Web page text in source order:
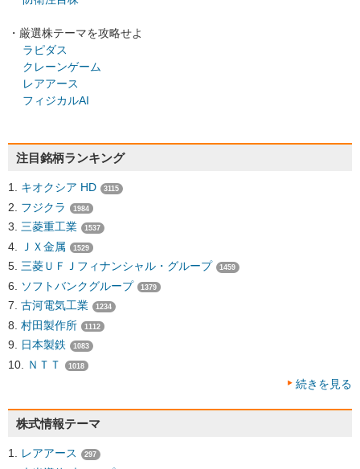
・厳選株テーマを攻略せよ
ラピダス
クレーンゲーム
レアアース
フィジカルAI
注目銘柄ランキング
キオクシア HD 3115
フジクラ 1984
三菱重工業 1537
ＪＸ金属 1529
三菱ＵＦＪフィナンシャル・グループ 1459
ソフトバンクグループ 1379
古河電気工業 1234
村田製作所 1112
日本製鉄 1083
ＮＴＴ 1018
続きを見る
株式情報テーマ
レアアース 297